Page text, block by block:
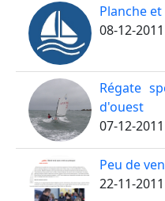
Planche
08-12-2011
Régate
d'ouest
07-12-2011
Peu de
22-11-2011